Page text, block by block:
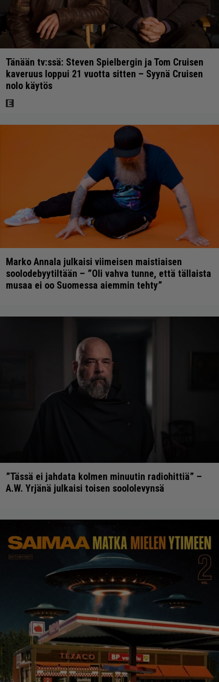
Tänään tv:ssä: Steven Spielbergin ja Tom Cruisen
kaveruus loppui 21 vuotta sitten – Syynä Cruisen
nolo käytös
Marko Annala julkaisi viimeisen maistiaisen
soolodebyytiltään – ”Oli vahva tunne, että tällaista
musaa ei oo Suomessa aiemmin tehty”
”Tässä ei jahdata kolmen minuutin radiohittiä” –
A.W. Yrjänä julkaisi toisen soololevynsä